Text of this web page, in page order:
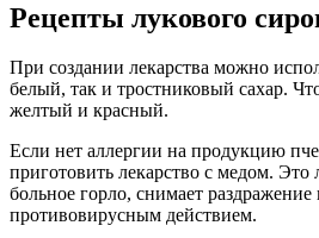
Рецепты лукового
При создании лекарства можно
белый, так и тростниковый сахар.
желтый и красный.
Если нет аллергии на продукцию
приготовить лекарство с медом. Это
больное горло, снимает раздражение
противовирусным действием.